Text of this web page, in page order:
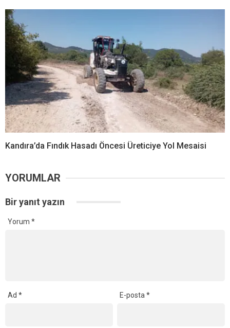
Kandıra’da Fındık Hasadı Öncesi Üreticiye Yol Mesaisi
YORUMLAR
Bir yanıt yazın
Yorum *
Ad * E-posta*